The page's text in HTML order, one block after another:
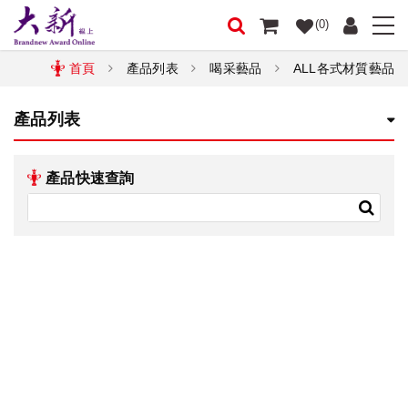
(0)
首頁 產品列表 喝采藝品 ALL各式材質藝品
產品列表
產品快速查詢